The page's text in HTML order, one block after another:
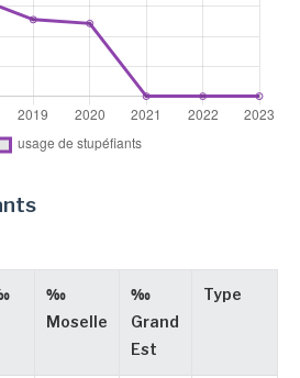
‰
Moselle
‰
Grand
Est
Type